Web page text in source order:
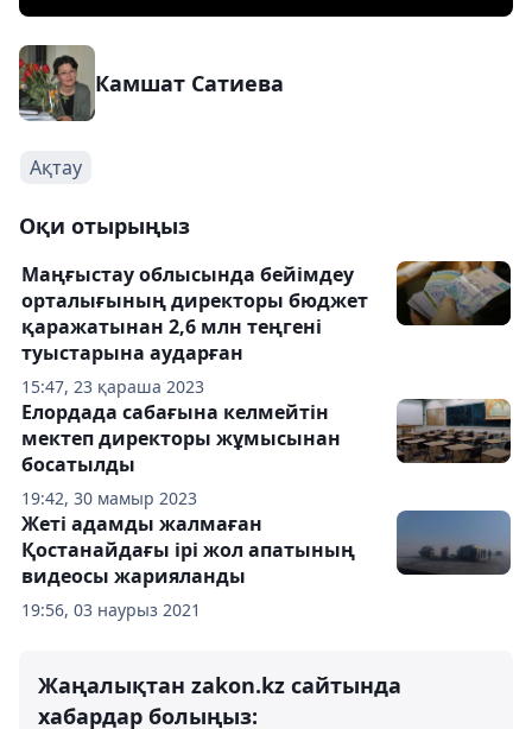
Камшат Сатиева
Ақтау
Оқи отырыңыз
15:47, 23 қараша 2023
Маңғыстау облысында бейімдеу
орталығының директоры бюджет
қаражатынан 2,6 млн теңгені
туыстарына аударған
19:42, 30 мамыр 2023
Елордада сабағына келмейтін
мектеп директоры жұмысынан
босатылды
19:56, 03 наурыз 2021
Жеті адамды жалмаған
Қостанайдағы ірі жол апатының
видеосы жарияланды
Жаңалықтан zakon.kz сайтында
хабардар болыңыз: